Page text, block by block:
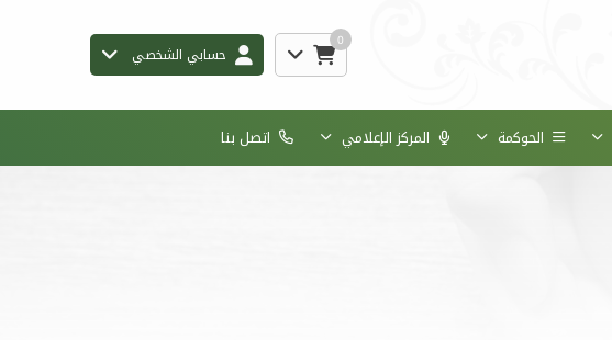
0
حسابي الشخصي
الحوكمة المركز الإعلامي اتصل بنا